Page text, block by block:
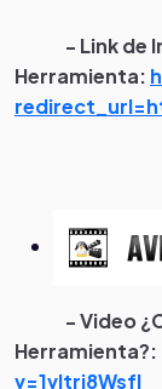
- Link de
Herramienta:
- Video
Herramienta?:
v=1vItrj8WsfI